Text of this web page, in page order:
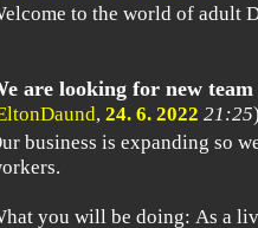
to the world of adult
are looking for new team
, 24. 6. 2022 21:25
business is expanding so
you will be doing: As a